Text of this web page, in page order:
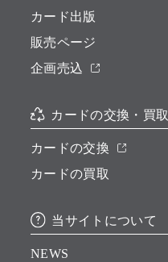
カード出版
販売ページ
企画売込
カードの交換・買取
カードの交換
カードの買取
当サイトについて
NEWS